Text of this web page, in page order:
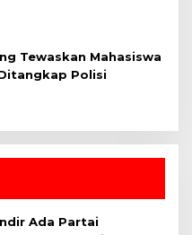
Kuansing
Tewaskan Mahasiswa
Polisi
Ada Partai